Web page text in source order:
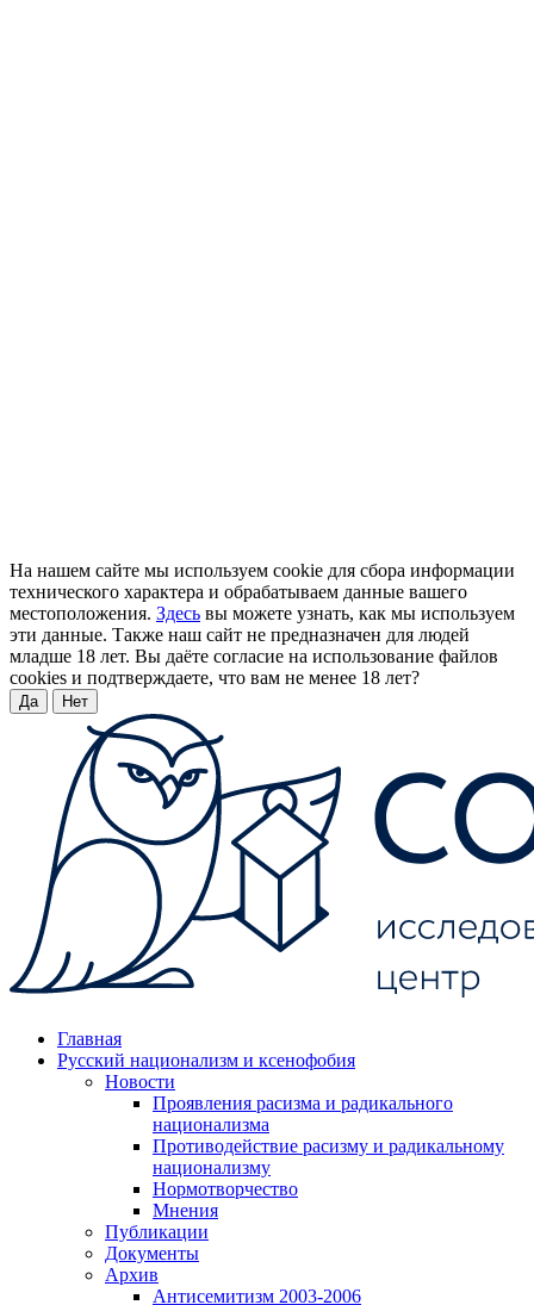
На нашем сайте мы используем cookie для сбора информации
технического характера и обрабатываем данные вашего
местоположения. Здесь вы можете узнать, как мы используем
эти данные. Также наш сайт не предназначен для людей
младше 18 лет. Вы даёте согласие на использование файлов
cookies и подтверждаете, что вам не менее 18 лет?
Да Нет
Главная
Русский национализм и ксенофобия
Новости
Проявления расизма и радикального
национализма
Противодействие расизму и радикальному
национализму
Нормотворчество
Мнения
Публикации
Документы
Архив
Антисемитизм 2003-2006